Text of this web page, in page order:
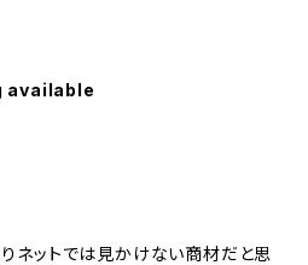
available
ネットでは見かけない商材だと思